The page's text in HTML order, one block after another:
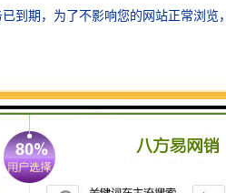
赛格广场-全球租赁